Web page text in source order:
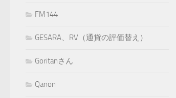
FM144
GESARA、RV（通貨の評価替え）
Goritanさん
Qanon